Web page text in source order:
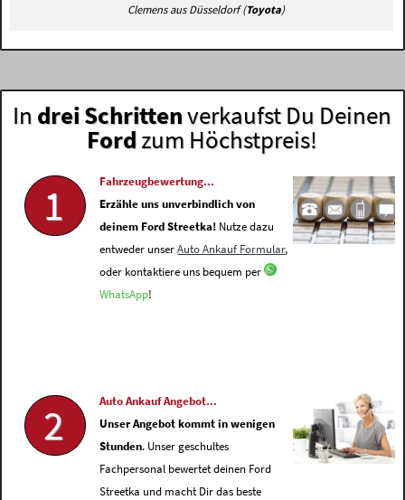
Clemens aus Düsseldorf (Toyota)
In drei Schrittenverkaufst Du Deinen
Fordzum Höchstpreis!
1
Fahrzeugbewertung...
Erzähle uns unverbindlich von
deinem Ford Streetka! Nutze dazu
entweder unserAuto Ankauf Formular,
oder kontaktiere uns bequem per
WhatsApp!
2
Auto Ankauf Angebot...
Unser Angebot kommt in wenigen
Stunden. Unser geschultes
Fachpersonal bewertet deinen Ford
Streetka und macht Dir das beste